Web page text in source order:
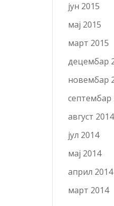
јун 2015
мај 2015
март 2015
децембар
новембар
септембар
август 2014
јул 2014
мај 2014
април 2014
март 2014